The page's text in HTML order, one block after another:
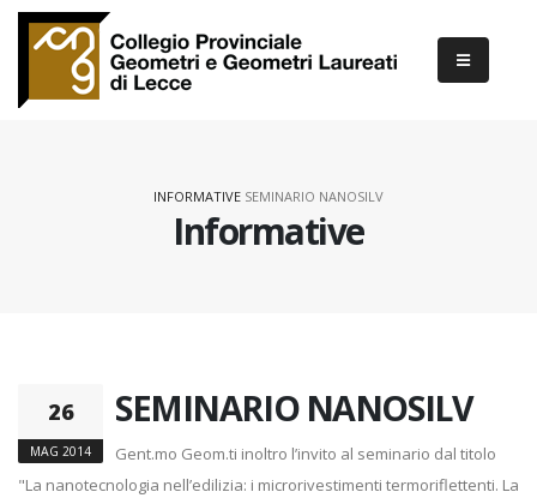
Informative
INFORMATIVE SEMINARIO NANOSILV
26
MAG 2014
SEMINARIO NANOSILV
Gent.mo Geom.ti inoltro l’invito al seminario dal titolo
"La nanotecnologia nell’edilizia: i microrivestimenti termoriflettenti. La